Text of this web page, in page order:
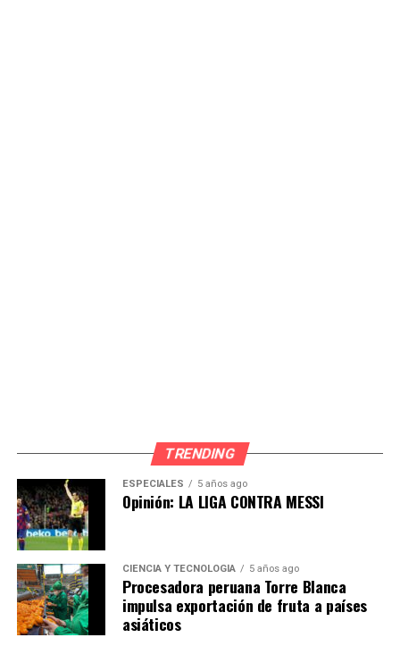
TRENDING
ESPECIALES 5 años ago
Opinión: LA LIGA CONTRA MESSI
CIENCIA Y TECNOLOGÍA 5 años ago
Procesadora peruana Torre Blanca
impulsa exportación de fruta a países
asiáticos